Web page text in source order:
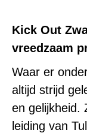
Kick Out
vreedzaam
Waar er
altijd strijd
en gelijkheid.
leiding van